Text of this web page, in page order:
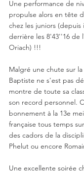
Une performance de
propulse alors en tête
chez les juniors (depuis
derrière les 8'43''16 de
Oriach) !!!
Malgré une chute sur
Baptiste ne s'est pas
montre de toute sa
son record personnel.
bonnement à la 13e
française tous temps
des cadors de la
Phelut ou encore
Une excellente soirée